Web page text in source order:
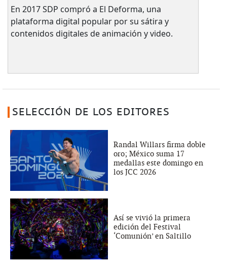
En 2017 SDP compró a El Deforma, una
plataforma digital popular por su sátira y
contenidos digitales de animación y video.
SELECCIÓN DE LOS EDITORES
Randal Willars firma doble
oro; México suma 17
medallas este domingo en
los JCC 2026
Así se vivió la primera
edición del Festival
‘Comunión’ en Saltillo